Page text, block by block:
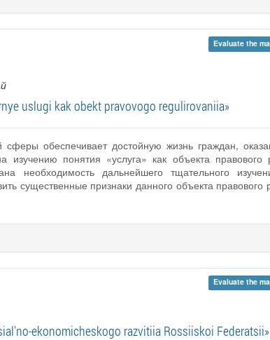
Evaluate the
uslugi kak obekt pravovogo regulirovaniia»
обеспечивает достойную жизнь граждан,
изучению понятия «услуга» как объекта
необходимость дальнейшего тщательного
существенные признаки данного объекта правового
Evaluate the
ekonomicheskogo razvitiia Rossiiskoi Federatsii»